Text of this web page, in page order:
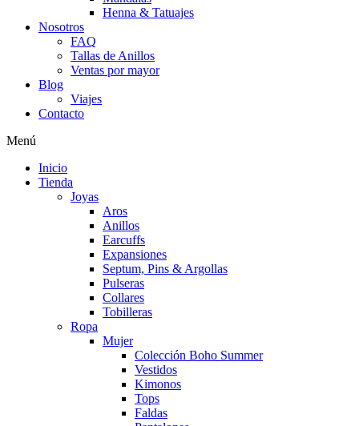
Henna & Tatuajes
Nosotros
FAQ
Tallas de Anillos
Ventas por mayor
Blog
Viajes
Contacto
Menú
Inicio
Tienda
Joyas
Aros
Anillos
Earcuffs
Expansiones
Septum, Pins & Argollas
Pulseras
Collares
Tobilleras
Ropa
Mujer
Colección Boho Summer
Vestidos
Kimonos
Tops
Faldas